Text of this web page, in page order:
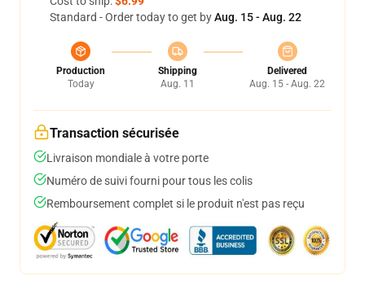
Standard - Order today to get byAug. 15 - Aug. 22
Production
Today
Shipping
Aug. 11
Delivered
Aug. 15 - Aug. 22
Transaction sécurisée
Livraison mondiale à votre porte
Numéro de suivi fourni pour tous les colis
Remboursement complet si le produit n'est pas reçu